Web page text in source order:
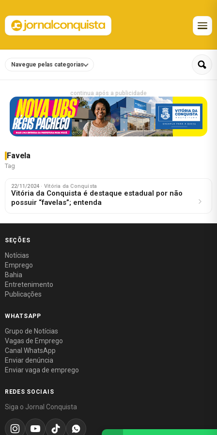
Navegue pelas categorias
continua após a publicidade
Favela
Tag
22/11/2024 · Vitória da Conquista
Vitória da Conquista é destaque estadual por não
possuir “favelas”; entenda
SEÇÕES
Notícias
Emprego
Bahia
Entretenimento
Publicações
WHATSAPP
Grupo de Notícias
Vagas de Emprego
Canal WhatsApp
Enviar denúncia
Enviar vaga de emprego
REDES SOCIAIS
Siga o Jornal Conquista